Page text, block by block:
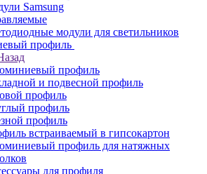
Samsung
модули для светильников
профиль
профиль
и подвесной профиль
профиль
профиль
профиль
встраиваемый в гипсокартон
профиль для натяжных
для профиля